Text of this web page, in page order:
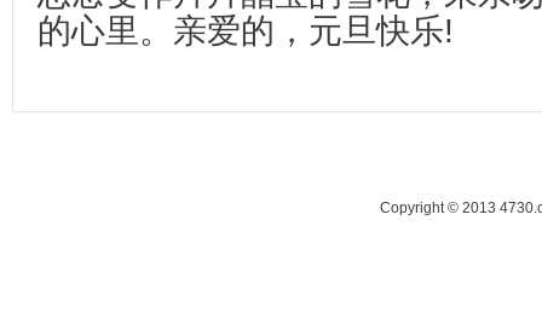
的心里。亲爱的，元旦快乐!
Copyright © 2013